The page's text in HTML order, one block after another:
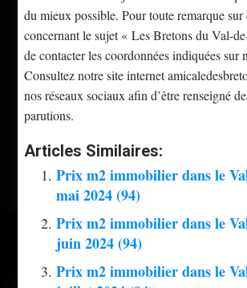
du mieux possible. Pour toute remarque sur
concernant le sujet « Les Bretons du Val-
de contacter les coordonnées indiquées sur
Consultez notre site internet
nos réseaux sociaux afin d’être renseigné
parutions.
Articles Similaires:
Prix m2 immobilier dans le
mai 2024 (94)
Prix m2 immobilier dans le
juin 2024 (94)
Prix m2 immobilier dans le